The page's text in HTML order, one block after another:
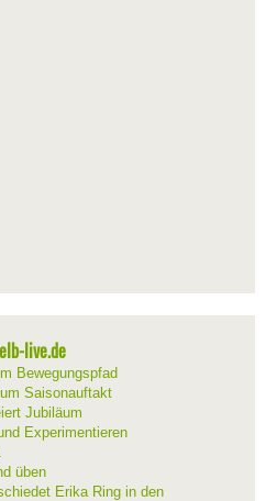
live.de
Bewegungspfad
Saisonauftakt
Jubiläum
Experimentieren
üben
Erika Ring in den